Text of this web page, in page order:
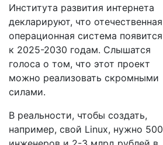
Института развития интернета
декларируют, что отечественная
операционная система появится
к 2025-2030 годам. Слышатся
голоса о том, что этот проект
можно реализовать скромными
силами.
В реальности, чтобы создать,
например, свой Linux, нужно 500